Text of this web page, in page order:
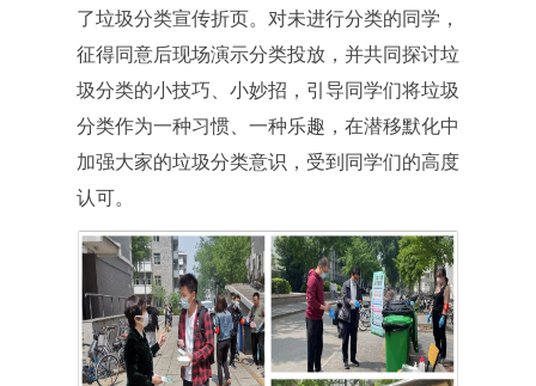
了垃圾分类宣传折页。对未进行分类的同学，
征得同意后现场演示分类投放，并共同探讨垃
圾分类的小技巧、小妙招，引导同学们将垃圾
分类作为一种习惯、一种乐趣，在潜移默化中
加强大家的垃圾分类意识，受到同学们的高度
认可。